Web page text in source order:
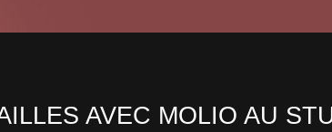
AVEC MOLIO AU